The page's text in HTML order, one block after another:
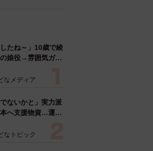
したね～」10歳で綾
娘役→雰囲気ガラ
「宝塚に入れそ
なメディア
でないかと」実力派
へ支援物資…運搬
痛いほど伝わる」
なトピック